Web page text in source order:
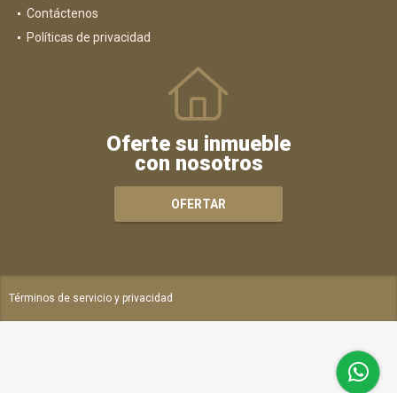
Contáctenos
Políticas de privacidad
Oferte su inmueble
con nosotros
OFERTAR
Términos de servicio y privacidad